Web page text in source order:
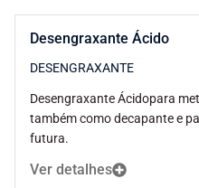
Desengraxante Ácido
DESENGRAXANTE
Desengraxante Ácidopara
também como decapante e
futura.
Ver detalhes